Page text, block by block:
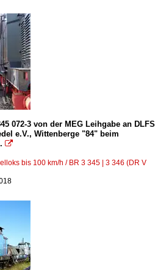
072-3 von der MEG Leihgabe an DLFS
e.V., Wittenberge "84" beim

bis 100 km/h / BR 3 345 | 3 346 (DR V